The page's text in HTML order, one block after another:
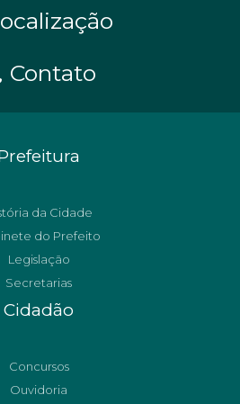
Contato
da Cidade
do Prefeito
Legislação
Secretarias
Cidadão
Concursos
Ouvidoria